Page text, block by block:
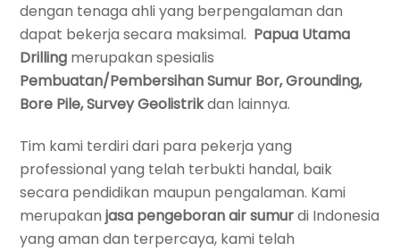
dengan tenaga ahli yang berpengalaman dan
dapat bekerja secara maksimal. Papua Utama
Drilling merupakan spesialis
Pembuatan/Pembersihan Sumur Bor, Grounding,
Bore Pile, Survey Geolistrikdan lainnya.
Tim kami terdiri dari para pekerja yang
professional yang telah terbukti handal, baik
secara pendidikan maupun pengalaman. Kami
merupakanjasa pengeboran air sumurdi Indonesia
yang aman dan terpercaya, kami telah